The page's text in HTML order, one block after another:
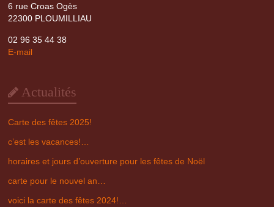
6 rue Croas Ogès
22300 PLOUMILLIAU
02 96 35 44 38
E-mail
Actualités
Carte des fêtes 2025!
c’est les vacances!…
horaires et jours d’ouverture pour les fêtes de Noël
carte pour le nouvel an…
voici la carte des fêtes 2024!…